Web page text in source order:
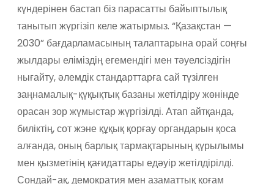
күндерінен бастап біз парасатты байыптылық
танытып жүргізіп келе жатырмыз. “Қазақстан —
2030” бағдарламасының талаптарына орай соңғы
жылдары еліміздің егемендігі мен тәуелсіздігін
нығайту, әлемдік стандарттарға сай түзілген
заңнамалық-қүқықтық базаны жетілдіру жөнінде
орасан зор жүмыстар жүргізілді. Атап айтқанда,
биліктің, сот жэне құқық қорғау органдарын қоса
алғанда, оның барлық тармақтарының қүрылымы
мен қызметінің қағидаттары едәуір жетілдірілді.
Сондай-ақ, демократия мен азаматтық қоғам